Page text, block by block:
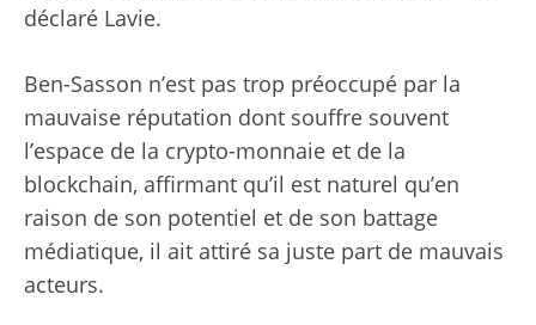
déclaré Lavie.
Ben-Sasson n’est pas trop préoccupé par la
mauvaise réputation dont souffre souvent
l’espace de la crypto-monnaie et de la
blockchain, affirmant qu’il est naturel qu’en
raison de son potentiel et de son battage
médiatique, il ait attiré sa juste part de mauvais
acteurs.